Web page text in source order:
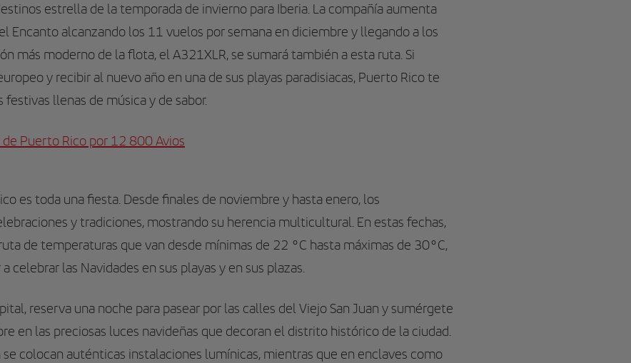
estrella de la temporada de invierno para Iberia. La compañía aumenta
Encanto alcanzando los 11 vuelos por semana en diciembre y llegando a los
más moderno de la flota, el A321XLR, se sumará también a esta ruta. Si
y recibir al nuevo año en una de sus playas paradisiacas, Puerto Rico te
llenas de música y de sabor.
de Puerto Rico por 12 800 Avios
es toda una fiesta. Desde finales de noviembre y hasta enero, los
y tradiciones, mostrando su herencia multicultural. En estas fechas,
de temperaturas que van desde mínimas de 22 °C hasta máximas de 30°C,
celebrar las Navidades en sus playas y en sus plazas.
reserva una noche para pasear por las calles del Viejo San Juan y sumérgete
en las preciosas luces navideñas que decoran el distrito histórico de la ciudad.
se colocan auténticas instalaciones lumínicas, mientras que en enclaves como